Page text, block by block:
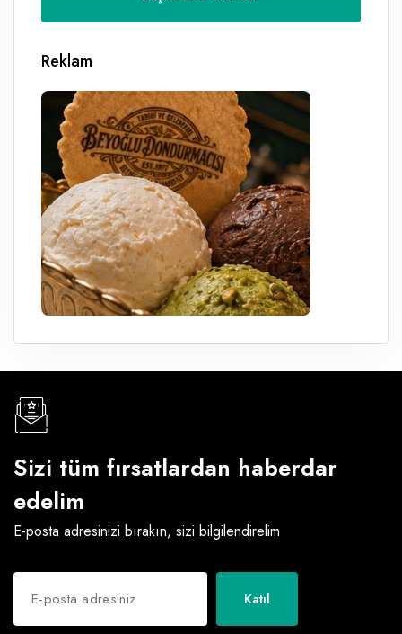
Reklam
Sizi tüm fırsatlardan haberdar
edelim
E-posta adresinizi bırakın, sizi bilgilendirelim
Katıl